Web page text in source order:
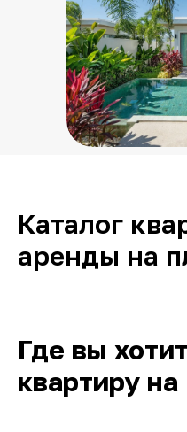
Каталог
аренды на
Где вы
квартиру